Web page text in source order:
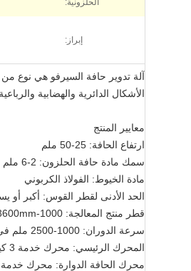
الحلزونية:
إبراز:
آلة تدوير حافة السيرفو هي نوع
الأشكال الدائرية والهضابية
معايير المنتج
ارتفاع الحافة: 25-50 ملم
سمك مادة حافة الحلزون: 2-6 ملم
مادة الخيوط: الفولاذ الكربوني
الحد الأدنى لقطر القوس: أكبر أو يساوي
قطر منتج المعالجة: 1000-3600mm (يمكن تخصيصه)
سرعة الدوران: 1000-2500 ملم في الدقيقة
المحرك الرئيسي: محرك خدمة 3 كيلوواط
محرك الحافة الدوارة: محرك خدمة 2 كيلوواط